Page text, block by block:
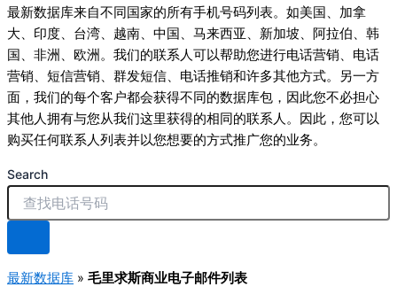
最新数据库来自不同国家的所有手机号码列表。如美国、加拿
大、印度、台湾、越南、中国、马来西亚、新加坡、阿拉伯、韩
国、非洲、欧洲。我们的联系人可以帮助您进行电话营销、电话
营销、短信营销、群发短信、电话推销和许多其他方式。另一方
面，我们的每个客户都会获得不同的数据库包，因此您不必担心
其他人拥有与您从我们这里获得的相同的联系人。因此，您可以
购买任何联系人列表并以您想要的方式推广您的业务。
Search
最新数据库 » 毛里求斯商业电子邮件列表